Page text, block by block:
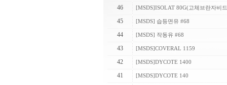
46 [MSDS]ISOLAT 80G(고체브란자비
45 [MSDS] 습등면유 #68
44 [MSDS] 작동유 #68
43 [MSDS]COVERAL 1159
42 [MSDS]DYCOTE 1400
41 [MSDS]DYCOTE 140